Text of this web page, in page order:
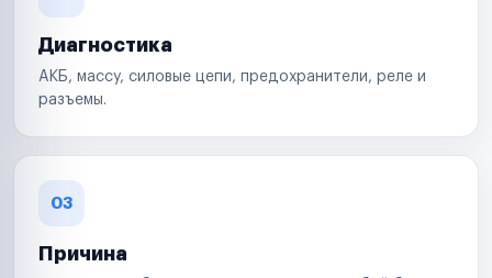
Диагностика
АКБ, массу, силовые цепи, предохранители, реле и
разъемы.
03
Причина